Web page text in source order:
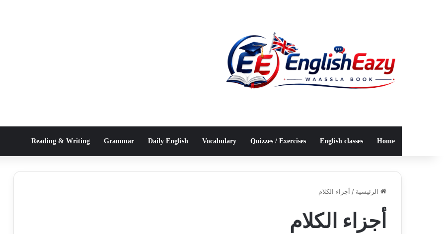
Home
English classes
Quizzes / Exercises
Vocabulary
Daily English
Grammar
Reading & Writing
الرئيسية / أجزاء الكلام
أجزاء الكلام